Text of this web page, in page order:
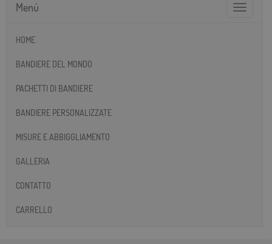
Toggle
Menú
HOME
BANDIERE DEL MONDO
PACHETTI DI BANDIERE
BANDIERE PERSONALIZZATE
MISURE E ABBIGGLIAMENTO
GALLERIA
CONTATTO
CARRELLO